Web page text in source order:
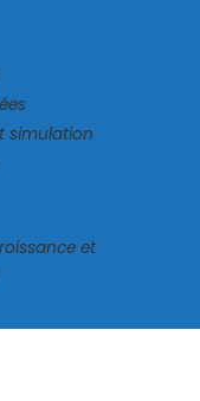
simulation
et